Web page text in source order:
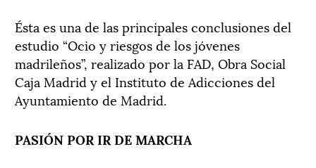
Ésta es una de las principales conclusiones del
estudio “Ocio y riesgos de los jóvenes
madrileños”, realizado por la FAD, Obra Social
Caja Madrid y el Instituto de Adicciones del
Ayuntamiento de Madrid.
PASIÓN POR IR DE MARCHA